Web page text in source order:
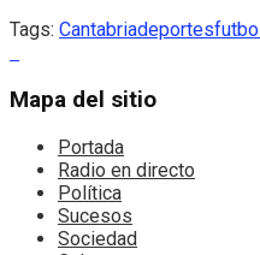
Tags: Cantabriadeportesfutbol
Mapa del sitio
Portada
Radio en directo
Política
Sucesos
Sociedad